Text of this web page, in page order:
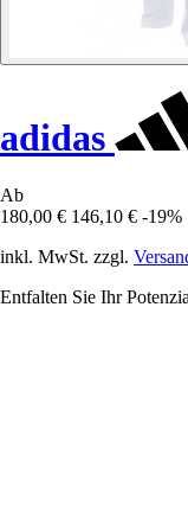
adidas
Ab
180,00 € 146,10 € -19%
inkl. MwSt. zzgl.
Entfalten Sie Ihr